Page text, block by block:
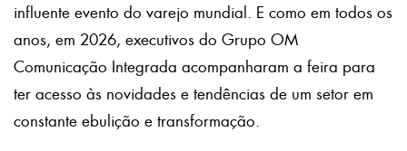
influente evento do varejo mundial. E como em todos os
anos, em 2026, executivos do Grupo OM
Comunicação Integrada acompanharam a feira para
ter acesso às novidades e tendências de um setor em
constante ebulição e transformação.